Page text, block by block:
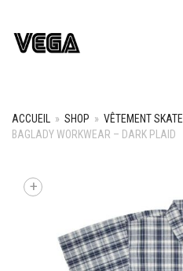
ACCUEIL » SHOP » VÊTEMENT SKATE
BAGLADY WORKWEAR – DARK PLAID
+